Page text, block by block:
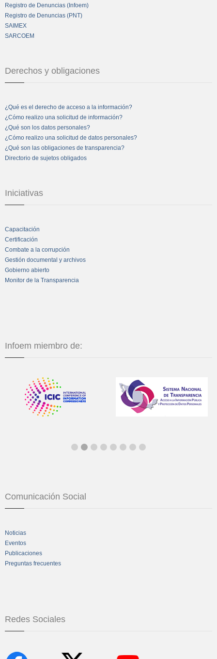
Registro de Denuncias (Infoem)
Registro de Denuncias (PNT)
SAIMEX
SARCOEM
Derechos y obligaciones
¿Qué es el derecho de acceso a la información?
¿Cómo realizo una solicitud de información?
¿Qué son los datos personales?
¿Cómo realizo una solicitud de datos personales?
¿Qué son las obligaciones de transparencia?
Directorio de sujetos obligados
Iniciativas
Capacitación
Certificación
Combate a la corrupción
Gestión documental y archivos
Gobierno abierto
Monitor de la Transparencia
Infoem miembro de:
Comunicación Social
Noticias
Eventos
Publicaciones
Preguntas frecuentes
Redes Sociales